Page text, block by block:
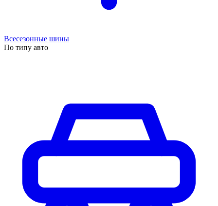
Всесезонные шины
По типу авто